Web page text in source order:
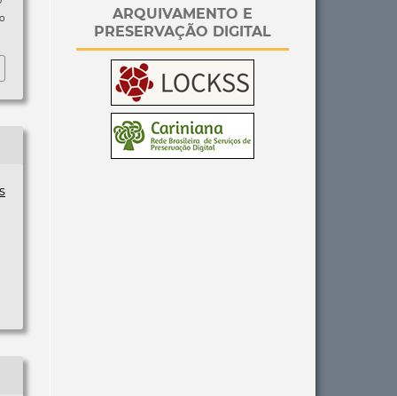
ARQUIVAMENTO E
PRESERVAÇÃO DIGITAL